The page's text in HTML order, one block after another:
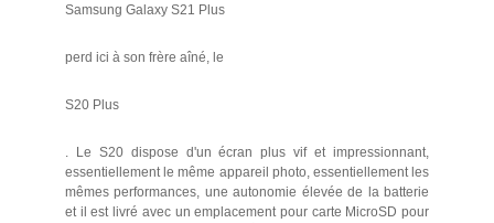
Samsung Galaxy S21 Plus
perd ici à son frère aîné, le
S20 Plus
. Le S20 dispose d'un écran plus vif et impressionnant,
essentiellement le même appareil photo, essentiellement les
mêmes performances, une autonomie élevée de la batterie
et il est livré avec un emplacement pour carte MicroSD pour